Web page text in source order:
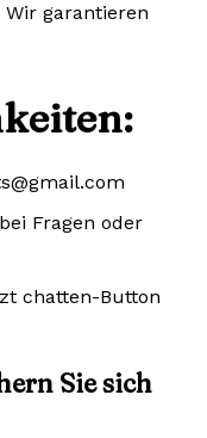
garantieren
Fragen oder
chatten-Button
Sie sich